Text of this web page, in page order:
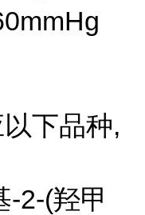
下品种,
-2-(羟甲